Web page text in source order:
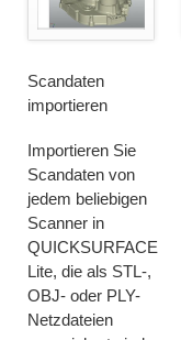
Scandaten
importieren
Importieren Sie
Scandaten von
jedem beliebigen
Scanner in
QUICKSURFACE
Lite, die als STL-,
OBJ- oder PLY-
Netzdateien